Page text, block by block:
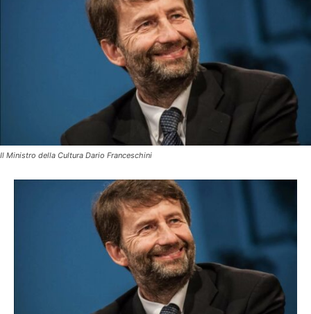
Il Ministro della Cultura Dario Franceschini